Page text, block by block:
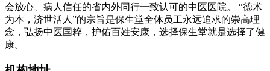
会放心、病人信任的省内外同行一致认可的中医医院。 “德术
为本，济世活人”的宗旨是保生堂全体员工永远追求的崇高理
念，弘扬中医国粹，护佑百姓安康，选择保生堂就是选择了健
康。